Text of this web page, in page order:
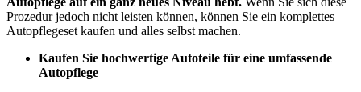
Prozedur jedoch nicht leisten können, können Sie ein komplettes
Autopflegeset kaufen und alles selbst machen.
Kaufen Sie hochwertige Autoteile für eine umfassende
Autopflege